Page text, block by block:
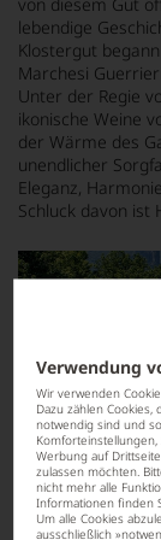
Verwendung
Wir verwenden
Dazu zählen
notwendig sind und
Werbung auf
zulassen möchten.
nicht mehr alle
Informationen finden
Um alle Cookies
ausschließlich
lebendige
Klostergut
Marchesi
Unter der Regie
ikonische Weine
der Wärme des
unendlicher
Eleganz,
Schluck davon ist